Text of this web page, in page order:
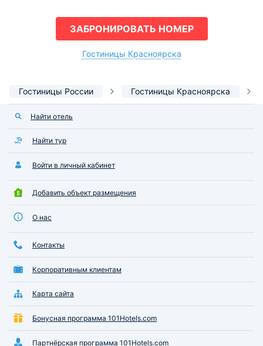
ЗАБРОНИРОВАТЬ НОМЕР
Гостиницы Красноярска
Гостиницы России Гостиницы Красноярска
Найти отель
Найти тур
Войти в личный кабинет
Добавить объект размещения
О нас
Контакты
Корпоративным клиентам
Карта сайта
Бонусная программа 101Hotels.com
Партнёрская программа 101Hotels.com